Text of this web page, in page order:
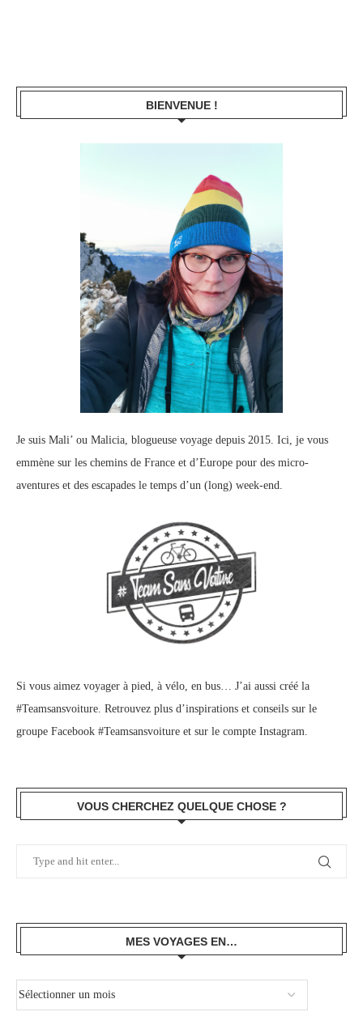
BIENVENUE !
Je suis Mali’ ou Malicia, blogueuse voyage depuis 2015. Ici, je vous
emmène sur les chemins de France et d’Europe pour des micro-
aventures et des escapades le temps d’un (long) week-end.
Si vous aimez voyager à pied, à vélo, en bus… J’ai aussi créé la
#Teamsansvoiture. Retrouvez plus d’inspirations et conseils sur le
groupe Facebook #Teamsansvoiture et sur le compte Instagram.
VOUS CHERCHEZ QUELQUE CHOSE ?
MES VOYAGES EN…